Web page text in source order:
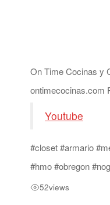
On Time Cocinas y
ontimecocinas.com
Youtube
#closet #armario
#hmo #obregon
52views